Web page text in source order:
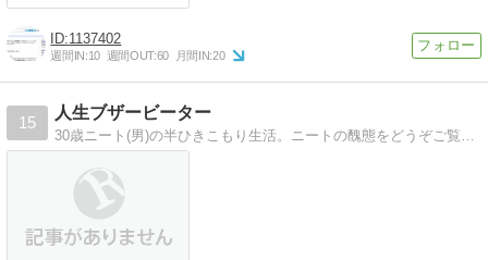
1137402
週間IN:10 週間OUT:60 月間IN:20
15
人生ブザービーター
30歳ニート(男)の半ひきこもり生活。ニートの醜態をどうぞご覧ください。